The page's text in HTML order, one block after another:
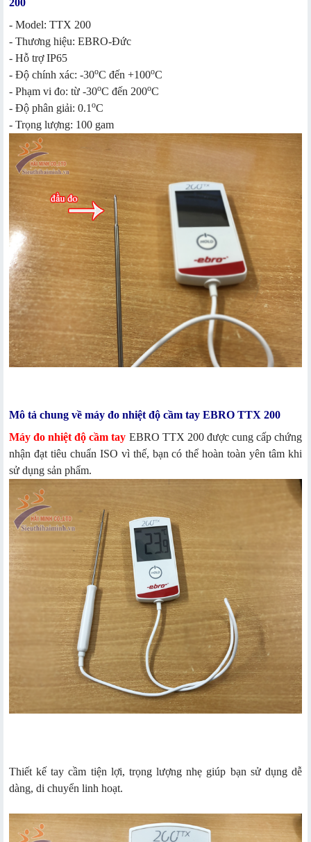
- Model: TTX 200
- Thương hiệu: EBRO-Đức
- Hỗ trợ IP65
- Độ chính xác: -30oC đến +100oC
- Phạm vi đo: từ -30oC đến 200oC
- Độ phân giải: 0.1 oC
- Trọng lượng: 100 gam
Mô tả chung về máy đo nhiệt độ cầm tay EBRO TTX 200
Máy đo nhiệt độ cầm tay EBRO TTX 200 được cung cấp chứng
nhận đạt tiêu chuẩn ISO vì thế, bạn có thể hoàn toàn yên tâm khi
sử dụng sản phẩm.
Thiết kế tay cầm tiện lợi, trọng lượng nhẹ giúp bạn sử dụng dễ
dàng, di chuyển linh hoạt.